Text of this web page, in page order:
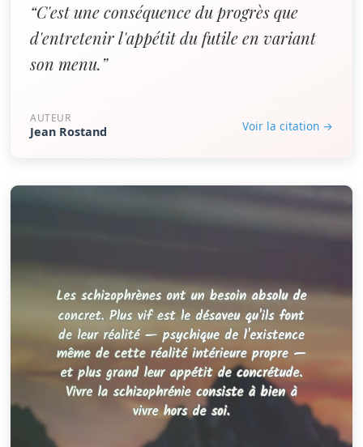
“C'est une conséquence du progrès que
d'entretenir l'appétit du futile en variant
son menu.”
AUTEUR
Jean Rostand Voir la citation →